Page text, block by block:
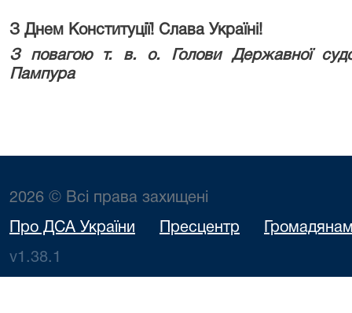
З Днем Конституції! Слава Україні!
З повагою т. в. о. Голови Державної
Пампура
2026 © Всі права захищені
Про ДСА України Пресцентр
v1.38.1